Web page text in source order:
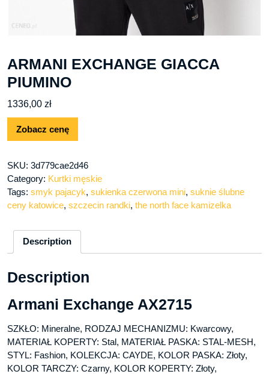
ARMANI EXCHANGE GIACCA
PIUMINO
1336,00 zł
Zobacz cenę
SKU: 3d779cae2d46
Category: Kurtki męskie
Tags: smyk pajacyk, sukienka czerwona mini, suknie ślubne
ceny katowice, szczecin randki, the north face kamizelka
Description
Description
Armani Exchange AX2715
SZKŁO: Mineralne, RODZAJ MECHANIZMU: Kwarcowy,
MATERIAŁ KOPERTY: Stal, MATERIAŁ PASKA: STAL-MESH,
STYL: Fashion, KOLEKCJA: CAYDE, KOLOR PASKA: Złoty,
KOLOR TARCZY: Czarny, KOLOR KOPERTY: Złoty,